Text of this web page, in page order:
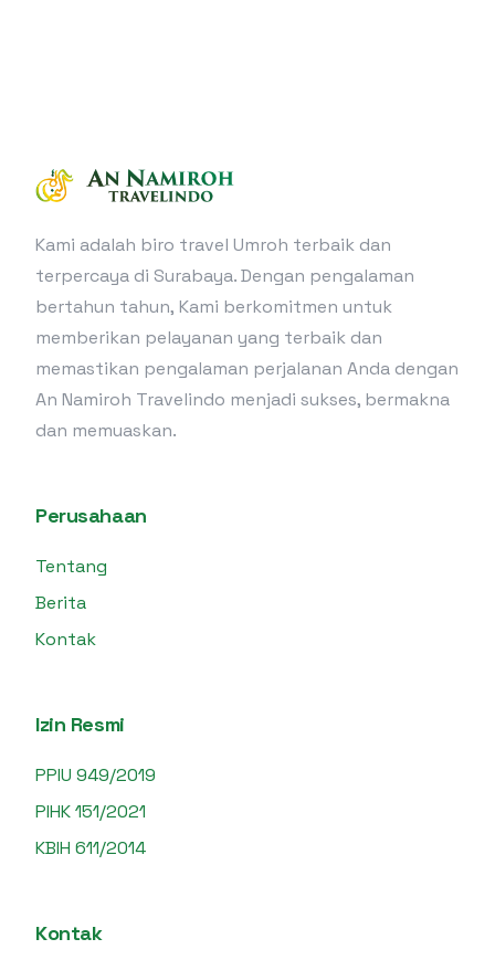
Kami adalah biro travel Umroh terbaik dan
terpercaya di Surabaya. Dengan pengalaman
bertahun tahun, Kami berkomitmen untuk
memberikan pelayanan yang terbaik dan
memastikan pengalaman perjalanan Anda dengan
An Namiroh Travelindo menjadi sukses, bermakna
dan memuaskan.
Perusahaan
Tentang
Berita
Kontak
Izin Resmi
PPIU 949/2019
PIHK 151/2021
KBIH 611/2014
Kontak